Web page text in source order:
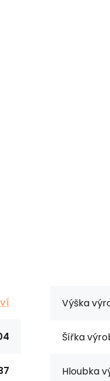
Výška
Šířka
Hloubka